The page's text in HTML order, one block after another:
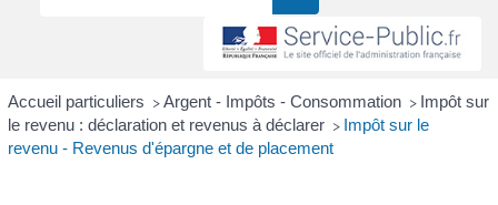
Accueil particuliers > Argent - Impôts - Consommation > Impôt sur
le revenu : déclaration et revenus à déclarer > Impôt sur le
revenu - Revenus d'épargne et de placement